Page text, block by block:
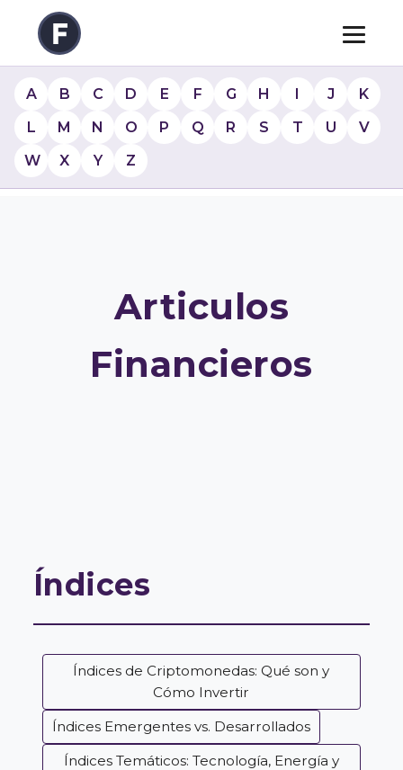
A B C D E F G H I J
K
L
M N O P Q R S T U
V
W
X Y Z
Articulos
Financieros
Índices
Índices de Criptomonedas: Qué son y
Cómo Invertir
Índices Emergentes vs. Desarrollados
Índices Temáticos: Tecnología, Energía y